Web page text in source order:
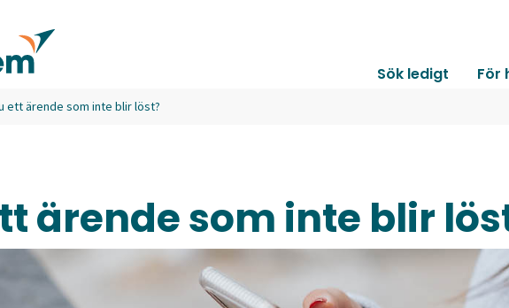
Sök ledigt För
ett ärende som inte blir löst?
ärende som inte blir